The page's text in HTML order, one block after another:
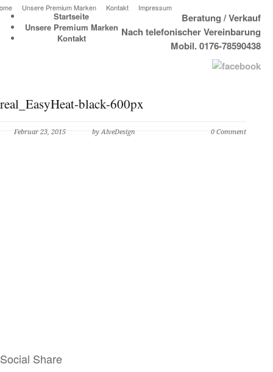
Unsere Premium Marken Kontakt Impressum
Beratung / Verkauf
Nach telefonischer Vereinbarung
Mobil. 0176-78590438
Startseite
Unsere Premium Marken
Kontakt
real_EasyHeat-black-600px
Februar 23, 2015 by AlveDesign 0 Comment
Social Share